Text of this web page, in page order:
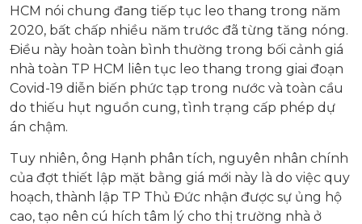
HCM nói chung đang tiếp tục leo thang trong năm
2020, bất chấp nhiều năm trước đã từng tăng nóng.
Điều này hoàn toàn bình thường trong bối cảnh giá
nhà toàn TP HCM liên tục leo thang trong giai đoạn
Covid-19 diễn biến phức tạp trong nước và toàn cầu
do thiếu hụt nguồn cung, tình trạng cấp phép dự
án chậm.
Tuy nhiên, ông Hạnh phân tích, nguyên nhân chính
của đợt thiết lập mặt bằng giá mới này là do việc quy
hoạch, thành lập TP Thủ Đức nhận được sự ủng hộ
cao, tạo nên cú hích tâm lý cho thị trường nhà ở